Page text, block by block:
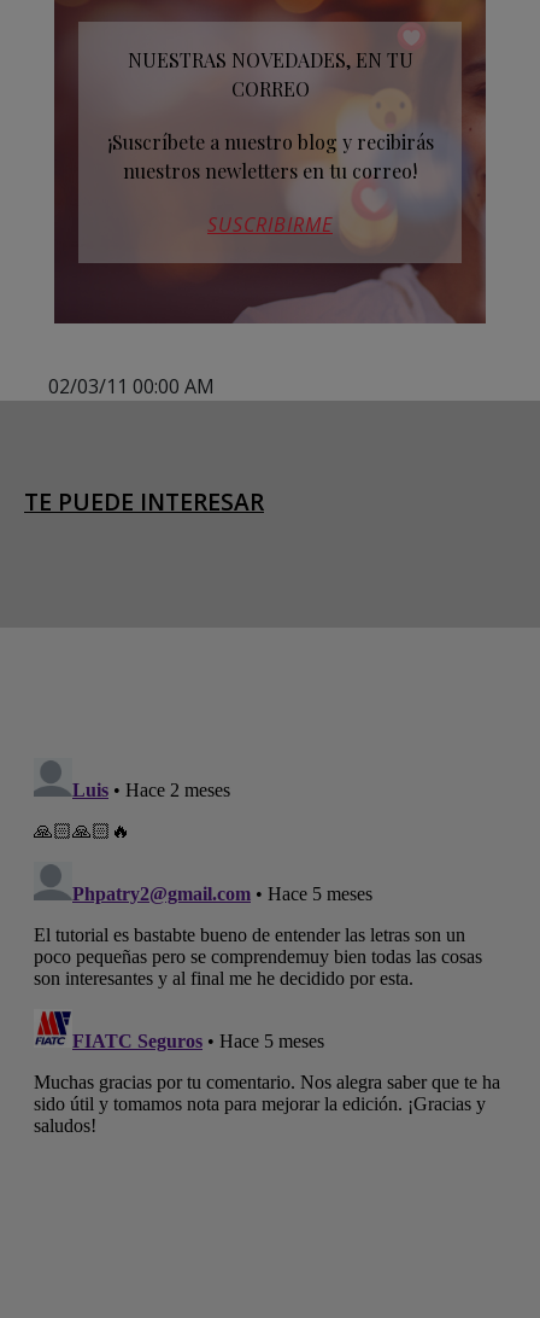
NUESTRAS NOVEDADES, EN TU
CORREO
¡Suscríbete a nuestro blog y recibirás
nuestros newletters en tu correo!
SUSCRIBIRME
02/03/11 00:00 AM
TE PUEDE INTERESAR